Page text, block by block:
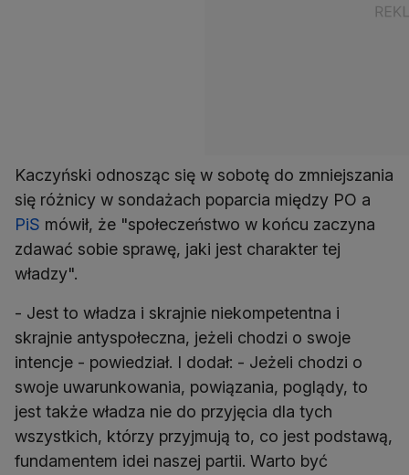
Kaczyński odnosząc się w sobotę do zmniejszania
się różnicy w sondażach poparcia między PO a
PiS mówił, że "społeczeństwo w końcu zaczyna
zdawać sobie sprawę, jaki jest charakter tej
władzy".
- Jest to władza i skrajnie niekompetentna i
skrajnie antyspołeczna, jeżeli chodzi o swoje
intencje - powiedział. I dodał: - Jeżeli chodzi o
swoje uwarunkowania, powiązania, poglądy, to
jest także władza nie do przyjęcia dla tych
wszystkich, którzy przyjmują to, co jest podstawą,
fundamentem idei naszej partii. Warto być